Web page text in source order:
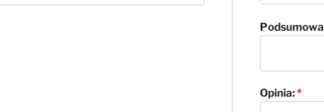
Opinia: